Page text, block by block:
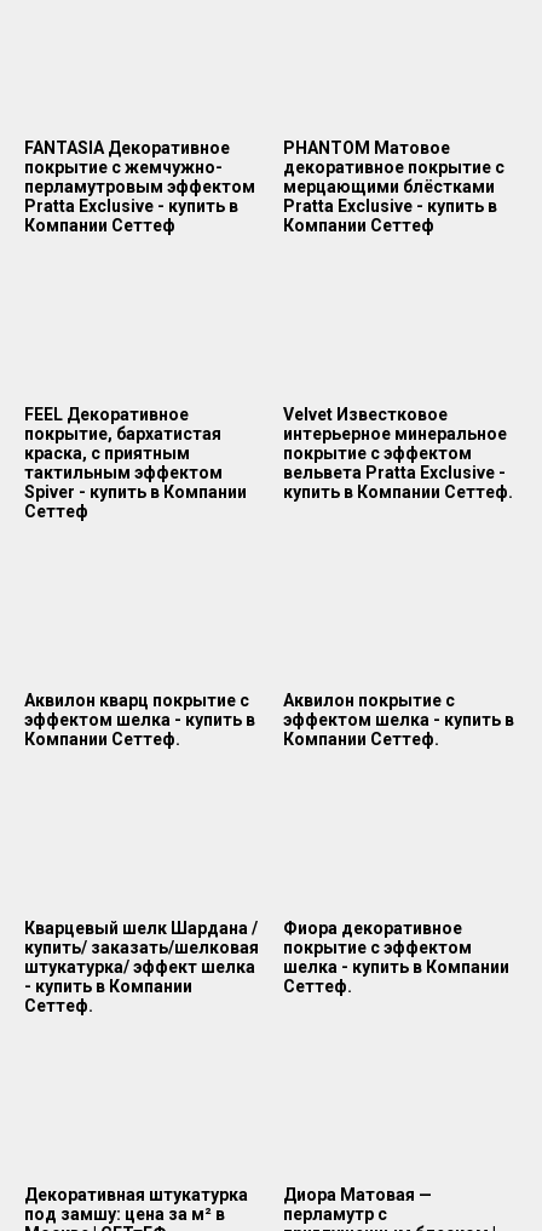
FANTASIA Декоративное
покрытие с жемчужно-
перламутровым эффектом
Pratta Exclusive - купить в
Компании Сеттеф
PHANTOM Матовое
декоративное покрытие с
мерцающими блёстками
Pratta Exclusive - купить в
Компании Сеттеф
FEEL Декоративное
покрытие, бархатистая
краска, с приятным
тактильным эффектом
Spiver - купить в Компании
Сеттеф
Velvet Известковое
интерьерное минеральное
покрытие с эффектом
вельвета Pratta Exclusive -
купить в Компании Сеттеф.
Аквилон кварц покрытие с
эффектом шелка - купить в
Компании Сеттеф.
Аквилон покрытие с
эффектом шелка - купить в
Компании Сеттеф.
Кварцевый шелк Шардана /
купить/ заказать/шелковая
штукатурка/ эффект шелка
- купить в Компании
Сеттеф.
Фиора декоративное
покрытие с эффектом
шелка - купить в Компании
Сеттеф.
Декоративная штукатурка
под замшу: цена за м² в
Диора Матовая —
перламутр с